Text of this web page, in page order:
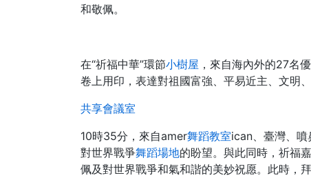
和敬佩。
在“祈福中華”環節小樹屋 ，來自海內外的27名
卷上用印，表達對祖國富強、平易近主、文明
共享會議室
10時35分，來自amer舞蹈教室ican、臺灣、
對世界戰爭舞蹈場地的盼望。與此同時，祈福
佩及對世界戰爭和氣和諧的美妙祝愿。此時，